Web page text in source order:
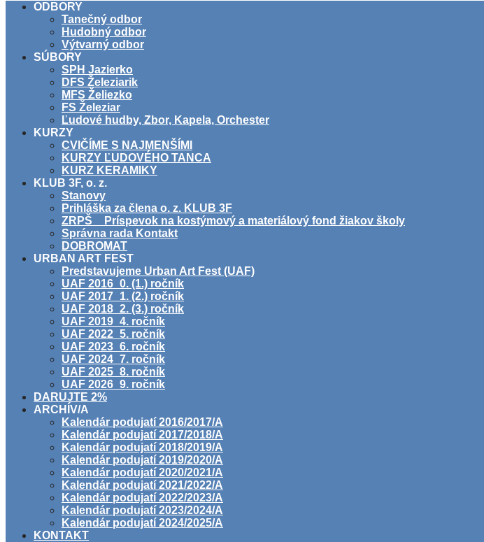
ODBORY
Tanečný odbor
Hudobný odbor
Výtvarný odbor
SÚBORY
SPH Jazierko
DFS Železiarik
MFS Želiezko
FS Železiar
Ľudové hudby, Zbor, Kapela, Orchester
KURZY
CVIČÍME S NAJMENŠÍMI
KURZY ĽUDOVÉHO TANCA
KURZ KERAMIKY
KLUB 3F, o. z.
Stanovy
Prihláška za člena o. z. KLUB 3F
ZRPŠ _ Príspevok na kostýmový a materiálový fond žiakov školy
Správna rada Kontakt
DOBROMAT
URBAN ART FEST
Predstavujeme Urban Art Fest (UAF)
UAF 2016_0. (1.) ročník
UAF 2017_1. (2.) ročník
UAF 2018_2. (3.) ročník
UAF 2019_4. ročník
UAF 2022_5. ročník
UAF 2023_6. ročník
UAF 2024_7. ročník
UAF 2025_8. ročník
UAF 2026_9. ročník
DARUJTE 2%
ARCHÍV/A
Kalendár podujatí 2016/2017/A
Kalendár podujatí 2017/2018/A
Kalendár podujatí 2018/2019/A
Kalendár podujatí 2019/2020/A
Kalendár podujatí 2020/2021/A
Kalendár podujatí 2021/2022/A
Kalendár podujatí 2022/2023/A
Kalendár podujatí 2023/2024/A
Kalendár podujatí 2024/2025/A
KONTAKT